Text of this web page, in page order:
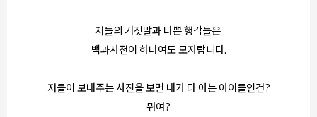
저들의 거짓말과 나쁜 행각들은
백과사전이 하나여도 모자랍니다.
저들이 보내주는 사진을 보면 내가 다 아는 아이들인건?
뭐여?